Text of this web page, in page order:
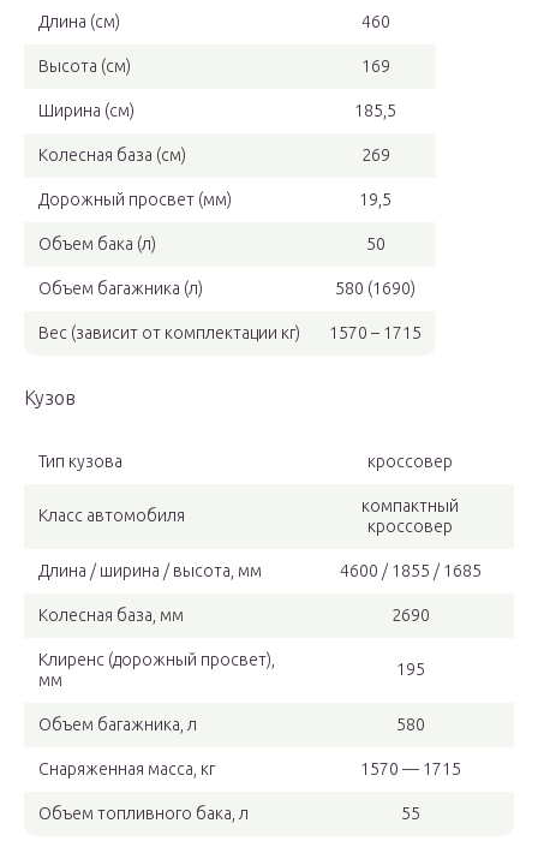
Длина (см) 460
Высота (см) 169
Ширина (см) 185,5
Колесная база (см) 269
Дорожный просвет (мм) 19,5
Объем бака (л) 50
Объем багажника (л) 580 (1690)
Вес (зависит от комплектации кг) 1570 – 1715
Кузов
Тип кузова кроссовер
Класс автомобиля
компактный
кроссовер
Длина / ширина / высота, мм 4600 / 1855 / 1685
Колесная база, мм 2690
Клиренс (дорожный просвет),
мм
195
Объем багажника, л 580
Снаряженная масса, кг 1570 — 1715
Объем топливного бака, л 55